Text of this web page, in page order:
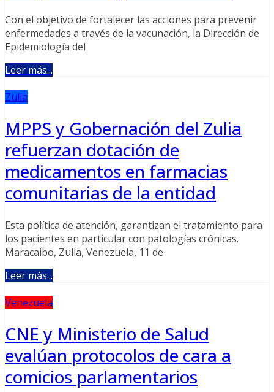
Con el objetivo de fortalecer las acciones para prevenir
enfermedades a través de la vacunación, la Dirección de
Epidemiología del
Leer más...
Zulia
MPPS y Gobernación del Zulia
refuerzan dotación de
medicamentos en farmacias
comunitarias de la entidad
Esta política de atención, garantizan el tratamiento para
los pacientes en particular con patologías crónicas.
Maracaibo, Zulia, Venezuela, 11 de
Leer más...
Venezuela
CNE y Ministerio de Salud
evalúan protocolos de cara a
comicios parlamentarios